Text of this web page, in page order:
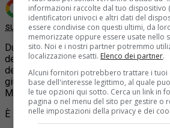
Aggiungi Quotidiano Piemontese
su Google
Durante i controlli del territorio nelle
della Crocetta, la polizia di Torino e gli
dell’Asl torinese hanno chiuso, nella
giugno 2023, il ristorante cinese
Mediterraneo.
È stato infatti riscontrato che
informazioni raccolte dal tuo dispositivo
identificatori univoci e altri dati del
essere condivise con questi ultimi, da
memorizzate oppure essere usate nello
sito. Noi e i nostri partner potremmo
localizzazione esatti. Elenco dei partner.
Alcuni fornitori potrebbero trattare i tuoi
base dell'interesse legittimo, al quale
le tue opzioni qui sotto. Cerca un link in
pagina o nel menu del sito per gestire o
nelle impostazioni della privacy e dei